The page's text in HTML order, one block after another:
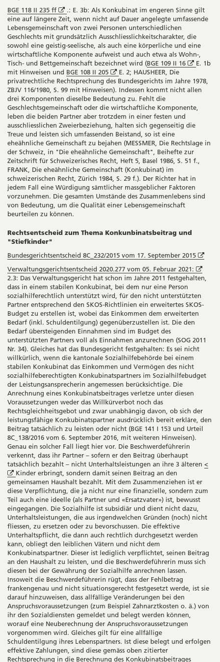
BGE 118 II 235 ff
Öffnet
in
neuem
Fenster
.: E. 3b: Als Konkubinat im engeren Sinne gilt
eine auf längere Zeit, wenn nicht auf Dauer angelegte umfassende
Lebensgemeinschaft von zwei Personen unterschiedlichen
Geschlechts mit grundsätzlich Ausschliesslichkeitscharakter, die
sowohl eine geistig-seelische, als auch eine körperliche und eine
wirtschaftliche Komponente aufweist und auch etwa als Wohn-,
Tisch- und Bettgemeinschaft bezeichnet wird (BGE 109 II 16
Öffnet
neuem
Fenster
E. 1b
mit Hinweisen und BGE 108 II 205
Öffnet
in
neuem
Fenster
E. 2; HAUSHEER, Die
privatrechtliche Rechtsprechung des Bundesgerichts im Jahre 1978,
ZBJV 116/1980, S. 99 mit Hinweisen). Indessen kommt nicht allen
drei Komponenten dieselbe Bedeutung zu. Fehlt die
Geschlechtsgemeinschaft oder die wirtschaftliche Komponente,
leben die beiden Partner aber trotzdem in einer festen und
ausschliesslichen Zweierbeziehung, halten sich gegenseitig die
Treue und leisten sich umfassenden Beistand, so ist eine
eheähnliche Gemeinschaft zu bejahen (MESSMER, Die Rechtslage in
der Schweiz, in "Die eheähnliche Gemeinschaft", Beihefte zur
Zeitschrift für Schweizerisches Recht, Heft 5, Basel 1986, S. 51 f.,
FRANK, Die eheähnliche Gemeinschaft (Konkubinat) im
schweizerischen Recht, Zürich 1984, S. 29 f.). Der Richter hat in
jedem Fall eine Würdigung sämtlicher massgeblicher Faktoren
vorzunehmen. Die gesamten Umstände des Zusammenlebens sind
von Bedeutung, um die Qualität einer Lebensgemeinschaft
beurteilen zu können.
Rechtsentscheid zum Thema Konkunbinatsbeitrag und
"Stiefkinder"
Bundesgerichtsentscheid 8C_232/2015 vom 17. September 2015
Verwaltungsgerichtsentscheid 2020.277 vom 05. Februar 2021:
in
2.3: Das Verwaltungsgericht hat schon im Jahre 2011 festgehalten,
dass in einem stabilen Konkubinat, bei dem nur eine Person
sozialhilferechtlich unterstützt wird, für den nicht unterstützten
Partner entsprechend den SKOS-Richtlinien ein erweitertes SKOS-
Budget zu erstellen ist, wobei das Einkommen dem erweiterten
Bedarf (inkl. Schuldentilgung) gegenüberzustellen ist. Die den
Bedarf übersteigenden Einnahmen sind im Budget des
unterstützten Partners voll als Einnahmen anzurechnen (SOG 2011
Nr. 34). Gleiches hat das Bundesgericht festgehalten: Es sei nicht
willkürlich, wenn die kantonale Sozialhilfebehörde bei einem
stabilen Konkubinat das Einkommen und Vermögen des nicht
sozialhilfeberechtigten Konkubinatspartners im Sozialhilfebudget
der Leistungsansprecherin angemessen berücksichtige. Die
Anrechnung eines Konkubinatsbeitrages verletze unter diesen
Voraussetzungen weder das Willkürverbot noch das
Rechtsgleichheitsgebot und zwar unabhängig davon, ob sich der
leistungsfähige Konkubinatspartner ausdrücklich bereit erkläre, den
Beitrag tatsächlich zu leisten oder nicht (BGE 141 I 153 und Urteil
8C_138/2016 vom 6. September 2016, mit weiteren Hinweisen).
Genau ein solcher Fall liegt hier vor. Die Beschwerdeführerin
verkennt, dass ihr Partner – sofern er den Beitrag überhaupt
tatsächlich bezahlt – nicht Unterhaltsleistungen an ihre 3 älteren <
Öffnet
in
neuem
Fenster
Kinder erbringt, sondern damit seinen Beitrag an den
gemeinsamen Haushalt bezahlt. Mit dem Zusammenziehen ist er
diese Verpflichtung, die ja nicht nur eine finanzielle, sondern zum
Teil auch eine ideelle (als Partner und «Ersatzvater») ist, bewusst
eingegangen. Die Sozialhilfe ist subsidiär und dient nicht dazu,
Unterhaltsleistungen, die aus irgendwelchen Gründen (noch) nicht
fliessen, zu ersetzen oder zu bevorschussen. Die effektive
Unterhaltspflicht, die dann auch rechtlich durchgesetzt werden
kann, obliegt den leiblichen Vätern und nicht dem
Konkubinatspartner. Dieser ist lediglich verpflichtet, seinen Beitrag
an den Haushalt zu leisten, und die Beschwerdeführerin muss sich
diesen bei der Gewährung der Sozialhilfe anrechnen lassen.
Insoweit die Beschwerdeführerin rügt, dass der Fehlbetrag
frankengenau und nicht situationsgerecht festgesetzt werde, ist sie
darauf hinzuweisen, dass allfällige Veränderungen bei den
Anspruchsvoraussetzungen (zum Beispiel Zahnarztkosten o. ä.) von
ihr den Sozialdiensten gemeldet und belegt werden können,
worauf eine Neuberechnung der Anspruchsvoraussetzungen
vorgenommen wird. Gleiches gilt für eine allfällige
Schuldentilgung ihres Lebenspartners. Ist diese belegt und erfolgen
effektive Zahlungen, sind diese gemäss oben zitierter
Rechtsprechung in die Berechnung des Konkubinatsbeitrages